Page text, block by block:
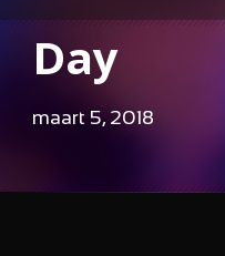
Day
maart 5, 2018